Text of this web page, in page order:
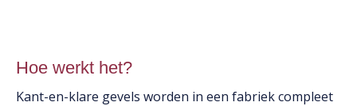
Hoe werkt het?
Kant-en-klare gevels worden in een fabriek compleet